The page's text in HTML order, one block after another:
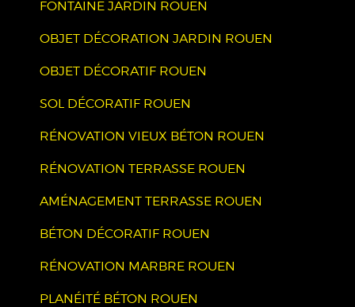
FONTAINE JARDIN ROUEN
OBJET DÉCORATION JARDIN ROUEN
OBJET DÉCORATIF ROUEN
SOL DÉCORATIF ROUEN
RÉNOVATION VIEUX BÉTON ROUEN
RÉNOVATION TERRASSE ROUEN
AMÉNAGEMENT TERRASSE ROUEN
BÉTON DÉCORATIF ROUEN
RÉNOVATION MARBRE ROUEN
PLANÉITÉ BÉTON ROUEN